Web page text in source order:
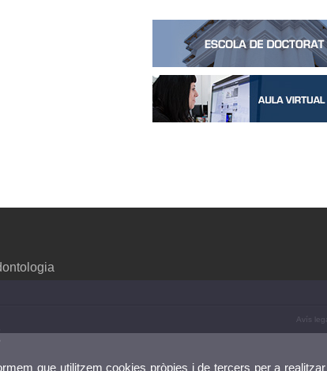
Avís
que utilitzem cookies pròpies i de tercers per a realitzar